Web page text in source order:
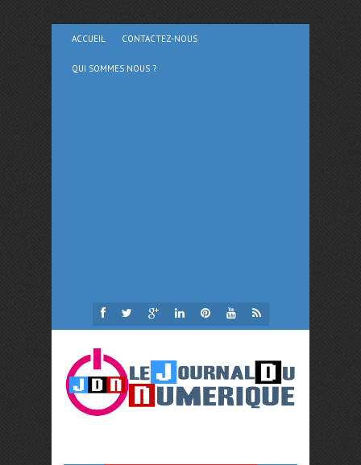
ACCUEIL CONTACTEZ-NOUS
QUI SOMMES NOUS ?